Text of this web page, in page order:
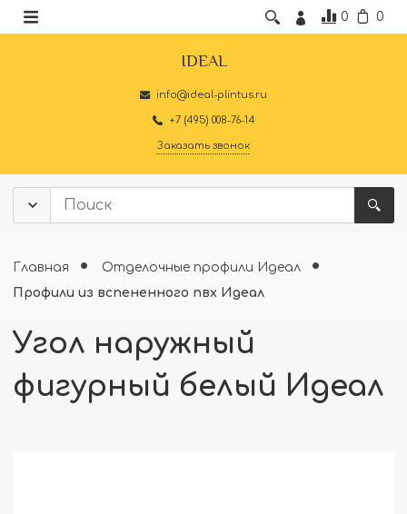
0 0
IDEAL
info@ideal-plintus.ru
+7 (495) 008-76-14
Заказать звонок
Главная
Отделочные профили Идеал
Профили из вспененного пвх Идеал
Угол наружный
фигурный белый Идеал